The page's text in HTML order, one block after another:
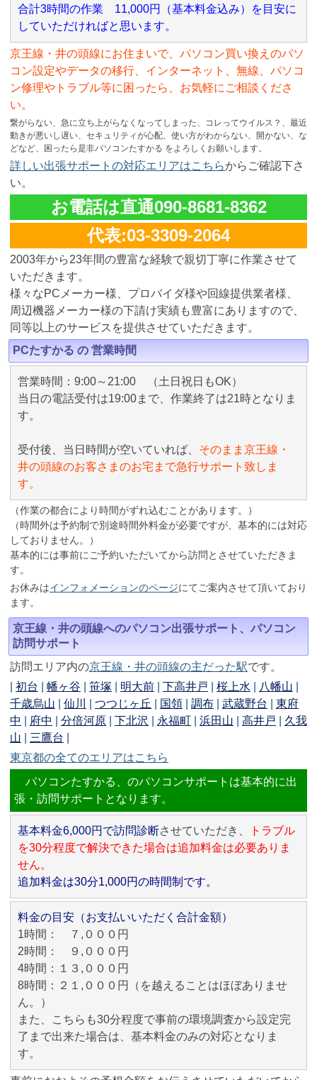
合計3時間の作業 11,000円（基本料金込み）を目安に
していただければと思います。
京王線・井の頭線にお住まいで、パソコン買い換えのパソ
コン設定やデータの移行、インターネット、無線、パソコ
ン修理やトラブル等に困ったら、お気軽にご相談くださ
い。
繋がらない、急に立ち上がらなくなってしまった、コレってウイルス？、最近
動きが悪いし遅い、セキュリティが心配、使い方がわからない、開かない、な
どなど、困ったら是非パソコンたすかる をよろしくお願いします。
詳しい出張サポートの対応エリアはこちらからご確認下さ
い。
お電話は直通090-8681-8362
代表:03-3309-2064
2003年から23年間の豊富な経験で親切丁寧に作業させて
いただきます。
様々なPCメーカー様、プロバイダ様や回線提供業者様、
周辺機器メーカー様の下請け実績も豊富にありますので、
同等以上のサービスを提供させていただきます。
PCたすかる の 営業時間
営業時間：9:00～21:00 （土日祝日もOK）
当日の電話受付は19:00まで、作業終了は21時となりま
す。
受付後、当日時間が空いていれば、 そのまま京王線・
井の頭線のお客さまのお宅まで急行サポート致しま
す。
（作業の都合により時間がずれ込むことがあります。）
（時間外は予約制で別途時間外料金が必要ですが、基本的には対応
しておりません。）
基本的には事前にご予約いただいてから訪問とさせていただきま
す。
お休みはインフォメーションのページにてご案内させて頂いており
ます。
京王線・井の頭線へのパソコン出張サポート、パソコン
訪問サポート
訪問エリア内の京王線・井の頭線の主だった駅です。
初台 幡ヶ谷 笹塚 明大前 下高井戸 桜上水 八幡山
千歳烏山
仙川 つつじヶ丘 国領 調布 武蔵野台
東府
中
府中 分倍河原 下北沢 永福町 浜田山 高井戸
久我
山
三鷹台
東京都の全てのエリアはこちら
パソコンたすかる、のパソコンサポートは基本的に出
張・訪問サポートとなります。
基本料金6,000円で訪問診断させていただき、
トラブル
を30分程度で解決できた場合は追加料金は必要ありま
せん。
追加料金は30分1,000円の時間制です。
料金の目安（お支払いいただく合計金額）
1時間： ７,０００円
2時間： ９,０００円
4時間：１３,０００円
8時間：２１,０００円（を越えることはほぼありませ
ん。）
また、こちらも30分程度で事前の環境調査から設定完
了まで出来た場合は、基本料金のみの対応となりま
す。